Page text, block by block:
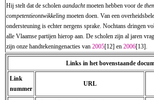
Hij stelt dat de scholen aandachtmoeten hebben voor de
competentieontwikkeling moeten doen. Van een
ondersteuning is echter nergens sprake. Nochtans dringen
alle Vlaamse partijen hierop aan. De scholen zijn al jaren
zijn onze handtekeningenacties van 2005[12] en 2006[13].
Links in het bovenstaande
Link
nummer
URL